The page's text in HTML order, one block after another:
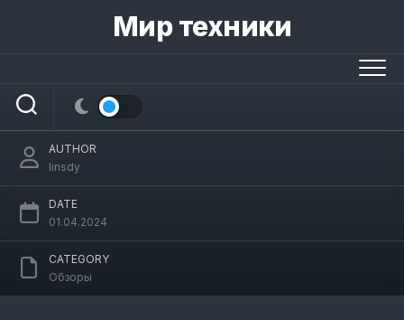
Мир техники
светодиодных масок
AUTHOR
linsdy
DATE
01.04.2024
CATEGORY
Обзоры